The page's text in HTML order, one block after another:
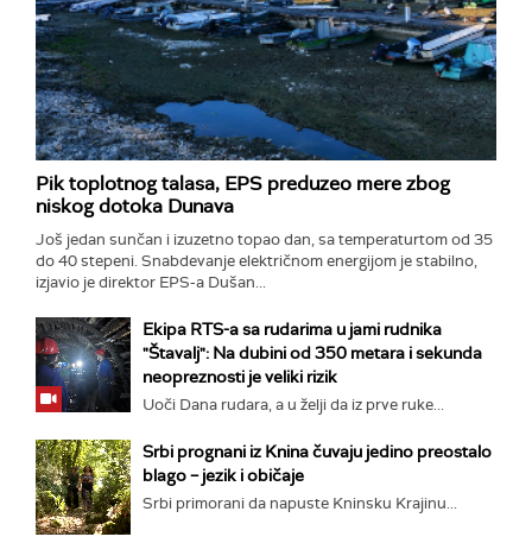
Pik toplotnog talasa, EPS preduzeo mere zbog
niskog dotoka Dunava
Još jedan sunčan i izuzetno topao dan, sa temperaturtom od 35
do 40 stepeni. Snabdevanje električnom energijom je stabilno,
izjavio je direktor EPS-a Dušan...
Ekipa RTS-a sa rudarima u jami rudnika
"Štavalj": Na dubini od 350 metara i sekunda
neopreznosti je veliki rizik
Uoči Dana rudara, a u želji da iz prve ruke...
Srbi prognani iz Knina čuvaju jedino preostalo
blago – jezik i običaje
Srbi primorani da napuste Kninsku Krajinu...